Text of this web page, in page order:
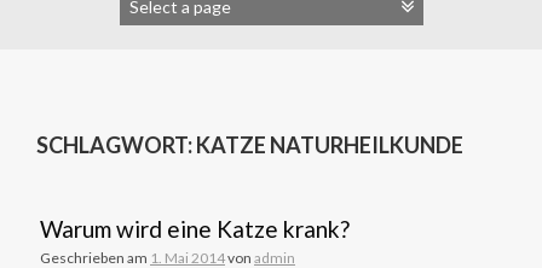
SCHLAGWORT:KATZE NATURHEILKUNDE
Warum wird eine Katze krank?
Geschrieben am 1. Mai 2014von admin